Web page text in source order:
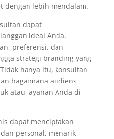
dengan lebih mendalam.
dapat
ideal Anda.
preferensi, dan
strategi branding yang
hanya itu, konsultan
bagaimana audiens
atau layanan Anda di
dapat menciptakan
personal, menarik